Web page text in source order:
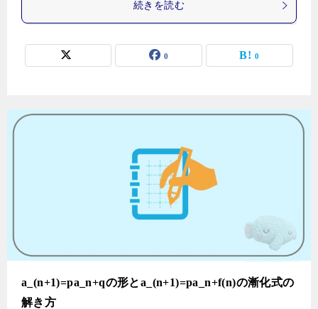
続きを読む
0 0
a_(n+1)=pa_n+qの形とa_(n+1)=pa_n+f(n)の漸化式の
解き方